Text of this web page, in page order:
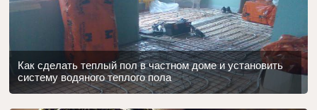
Как сделать теплый пол в частном доме и установить
систему водяного теплого пола